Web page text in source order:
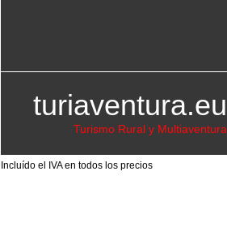
turiaventura.eu
Turismo Rural y Multiaventura
Incluído el IVA en todos los precios